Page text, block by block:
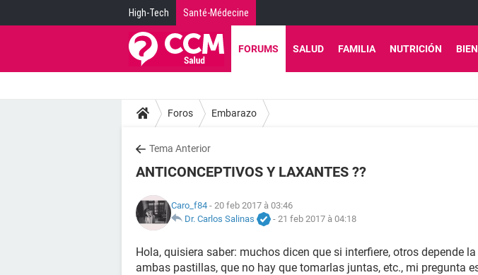
High-Tech Santé-Médecine
FORUMS SALUD FAMILIA NUTRICIÓN
Foros Embarazo
Tema Anterior
ANTICONCEPTIVOS Y LAXANTES ??
Caro_f84 - 20 feb 2017 à 03:46
Dr. Carlos Salinas
- 21 feb 2017 à 04:18
Hola, quisiera saber: muchos dicen que si interfiere, otros depende
ambas pastillas, que no hay que tomarlas juntas, etc., mi pregunta